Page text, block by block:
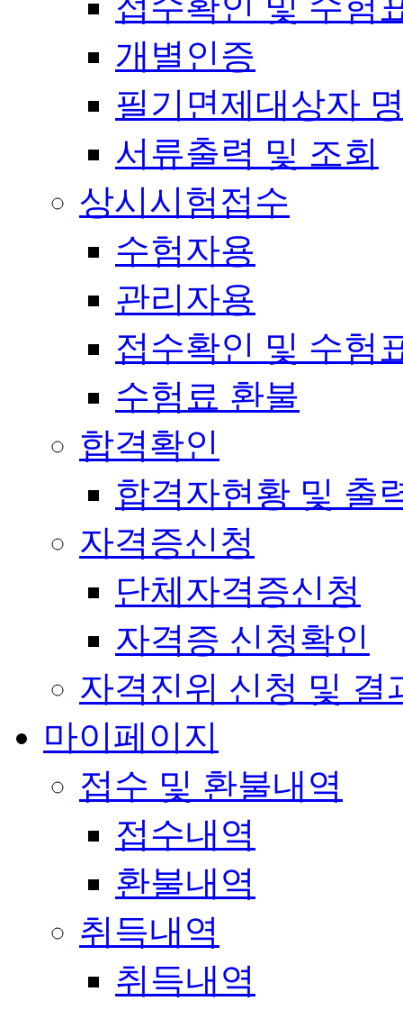
개별인증
필기면제대상자
서류출력 및 조회
상시시험접수
수험자용
관리자용
접수확인 및 수험
수험료 환불
합격확인
합격자현황 및 출
자격증신청
단체자격증신청
자격증 신청확인
자격진위 신청 및 결
마이페이지
접수 및 환불내역
접수내역
환불내역
취득내역
취득내역